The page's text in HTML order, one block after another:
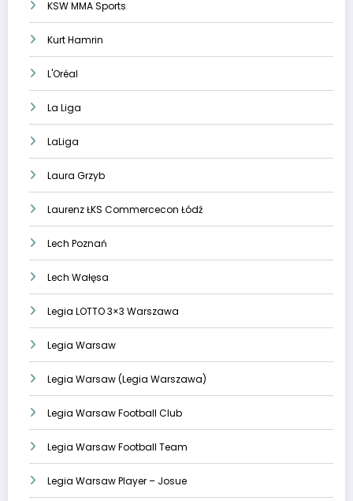
KSW MMA Sports
Kurt Hamrin
L'Oréal
La Liga
LaLiga
Laura Grzyb
Laurenz ŁKS Commercecon Łódź
Lech Poznań
Lech Wałęsa
Legia LOTTO 3×3 Warszawa
Legia Warsaw
Legia Warsaw (Legia Warszawa)
Legia Warsaw Football Club
Legia Warsaw Football Team
Legia Warsaw Player – Josue